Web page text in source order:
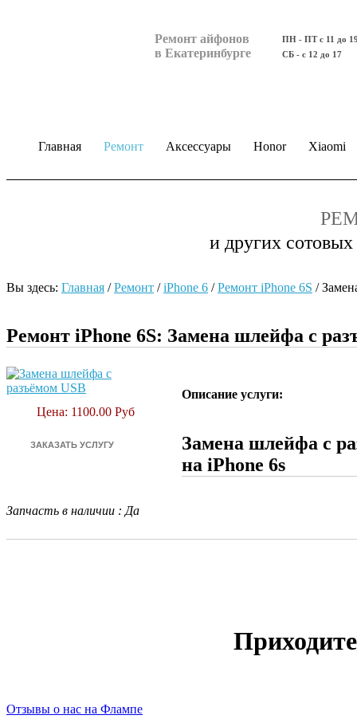
Ремонт айфонов
в Екатеринбурге
ПН - ПТ с 11 до
СБ - с 12 до 17
Главная Ремонт Аксессуары Honor Xiaomi
и других
Вы здесь: Главная /Ремонт /iPhone 6 /Ремонт iPhone 6S /
Ремонт iPhone 6S: Замена шлейфа с
Цена: 1100.00 Руб
Описание услуги:
Замена шлейфа с
на iPhone 6s
Запчасть в наличии : Да
Отзывы о нас на Флампе